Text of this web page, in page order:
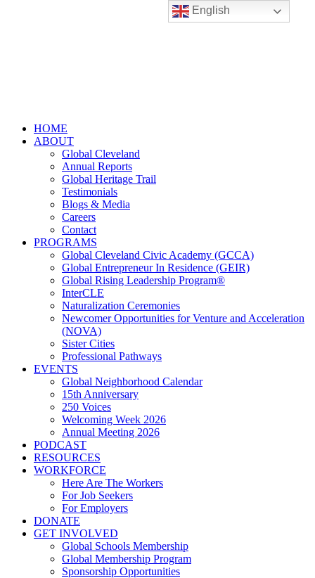
HOME
ABOUT
Global Cleveland
Annual Reports
Global Heritage Trail
Testimonials
Blogs & Media
Careers
Contact
PROGRAMS
Global Cleveland Civic Academy (GCCA)
Global Entrepreneur In Residence (GEIR)
Global Rising Leadership Program®
InterCLE
Naturalization Ceremonies
Newcomer Opportunities for Venture and Acceleration
(NOVA)
Sister Cities
Professional Pathways
EVENTS
Global Neighborhood Calendar
15th Anniversary
250 Voices
Welcoming Week 2026
Annual Meeting 2026
PODCAST
RESOURCES
WORKFORCE
Here Are The Workers
For Job Seekers
For Employers
DONATE
GET INVOLVED
Global Schools Membership
Global Membership Program
Sponsorship Opportunities
English